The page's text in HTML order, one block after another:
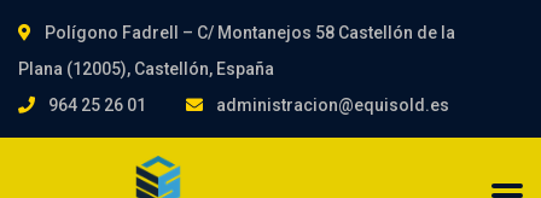
Polígono Fadrell – C/ Montanejos 58 Castellón de la
Plana (12005), Castellón, España
964 25 26 01
administracion@equisold.es